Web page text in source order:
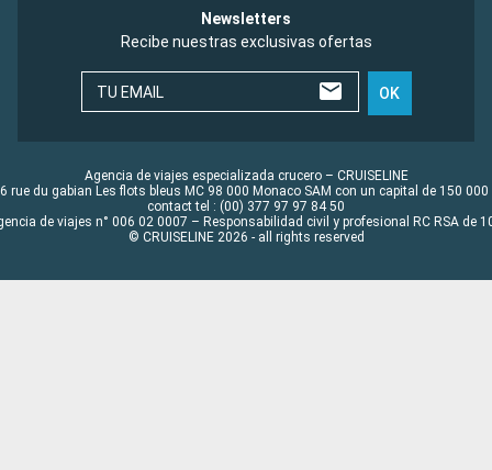
Newsletters
Recibe nuestras exclusivas ofertas
TU EMAIL OK
Agencia de viajes especializada crucero – CRUISELINE
rue du gabian Les flots bleus MC 98 000 Monaco SAM con un capital de 150 000
contact tel : (00) 377 97 97 84 50
de viajes n° 006 02 0007 – Responsabilidad civil y profesional RC RSA de
© CRUISELINE 2026 - all rights reserved